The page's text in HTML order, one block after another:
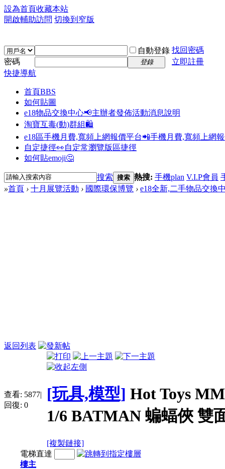
設為首頁收藏本站
開啟輔助訪問 切換到窄版
自動登錄 找回密碼
密碼
登錄
立即註冊
快捷導航
首頁BBS
如何貼圖
e18物品交換中心📢主辦者發佈活動消息說明
淘寶互毒(動)群組🛍️
e18區手機月費,寬頻上網報價平台📲手機月費,寬頻上網
自定捷徑👀自定常瀏覽版區捷徑
如何貼emoji🤔
搜索 搜索 熱搜: 手機plan V.I.P會員
»首頁 › 十月展覽活動 › 國際環保博覽 › e18全新,二手物品交換
返回列表
查看: 5877|
回復: 0
[玩具,模型] Hot Toys
1/6 BATMAN 蝙蝠俠 雙
[複製鏈接]
電梯直達
樓主